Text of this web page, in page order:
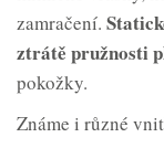
zamračení.
ztrátě pružnosti
pokožky.
Známe i různé